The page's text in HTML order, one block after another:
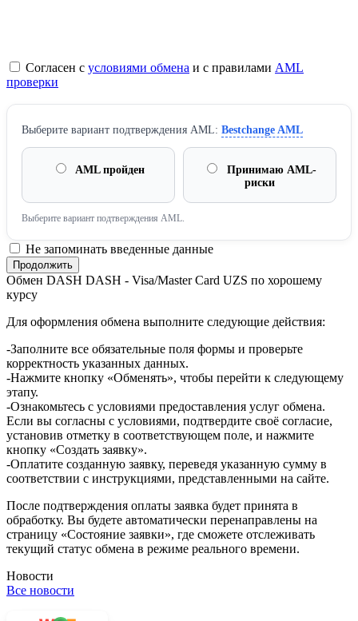
Согласен с условиями обмена и с правилами AML
проверки
Выберите вариант подтверждения AML: Bestchange AML
AML пройден
Принимаю AML-
риски
Выберите вариант подтверждения AML.
Не запоминать введенные данные
Обмен DASH DASH - Visa/Master Card UZS по хорошему
курсу
Для оформления обмена выполните следующие действия:
-Заполните все обязательные поля формы и проверьте
корректность указанных данных.
-Нажмите кнопку «Обменять», чтобы перейти к следующему
этапу.
-Ознакомьтесь с условиями предоставления услуг обмена.
Если вы согласны с условиями, подтвердите своё согласие,
установив отметку в соответствующем поле, и нажмите
кнопку «Создать заявку».
-Оплатите созданную заявку, переведя указанную сумму в
соответствии с инструкциями, представленными на сайте.
После подтверждения оплаты заявка будет принята в
обработку. Вы будете автоматически перенаправлены на
страницу «Состояние заявки», где сможете отслеживать
текущий статус обмена в режиме реального времени.
Новости
Все новости